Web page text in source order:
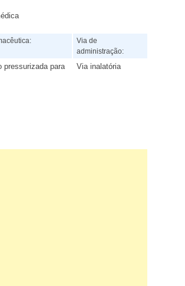
pressurizada para
Via de
administração:
Via inalatória